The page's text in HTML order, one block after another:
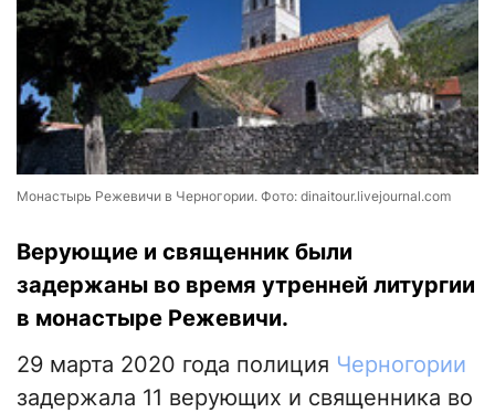
Монастырь Режевичи в Черногории. Фото: dinaitour.livejournal.com
Верующие и священник были
задержаны во время утренней литургии
в монастыре Режевичи.
29 марта 2020 года полиция Черногории
задержала 11 верующих и священника во